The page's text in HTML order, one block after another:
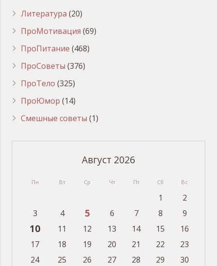
Литература (20)
ПроМотивация (69)
ПроПитание (468)
ПроСоветы (376)
ПроТело (325)
ПроЮмор (14)
Смешные советы (1)
Август 2026
Пн Вт Ср Чт Пт Сб Вс
1
2
3
4 5 6 7 8 9
10 11 12 13 14 15
16
17
18 19 20 21 22
23
24
25 26 27 28 29
30